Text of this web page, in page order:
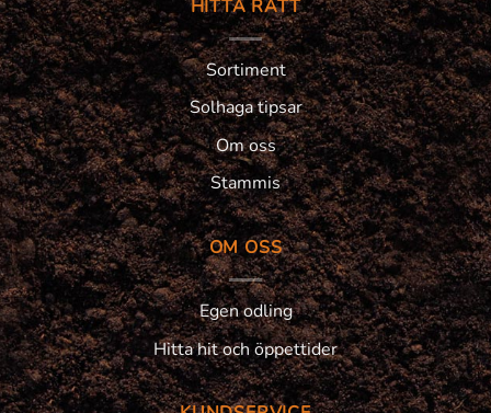
HITTA RÄTT
Sortiment
Solhaga tipsar
Om oss
Stammis
OM OSS
Egen odling
Hitta hit och öppettider